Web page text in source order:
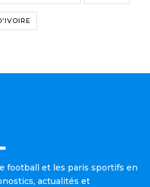
football et les paris sportifs en
actualités et